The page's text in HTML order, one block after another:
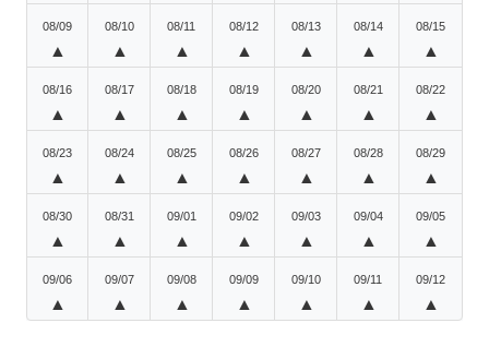
08/09
▲
08/10
▲
08/11
▲
08/12
▲
08/13
▲
08/14
▲
08/15
▲
08/16
▲
08/17
▲
08/18
▲
08/19
▲
08/20
▲
08/21
▲
08/22
▲
08/23
▲
08/24
▲
08/25
▲
08/26
▲
08/27
▲
08/28
▲
08/29
▲
08/30
▲
08/31
▲
09/01
▲
09/02
▲
09/03
▲
09/04
▲
09/05
▲
09/06
▲
09/07
▲
09/08
▲
09/09
▲
09/10
▲
09/11
▲
09/12
▲